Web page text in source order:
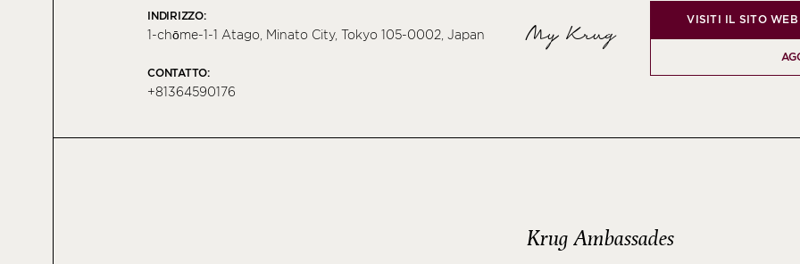
INDIRIZZO:
1-chōme-1-1 Atago, Minato City, Tokyo 105-0002, Japan
CONTATTO:
+81364590176
My Krug
VISITI IL SITO WEB
Krug Ambassades